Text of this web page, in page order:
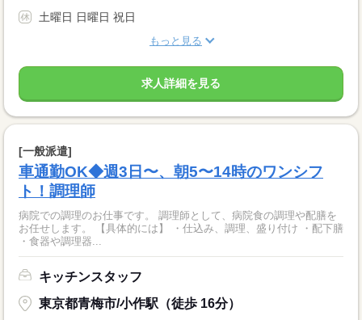
土曜日 日曜日 祝日
もっと見る
求人詳細を見る
[一般派遣]
車通勤OK◆週3日〜、朝5〜14時のワンシフ
ト！調理師
病院での調理のお仕事です。 調理師として、病院食の調理や配膳を
お任せします。 【具体的には】 ・仕込み、調理、盛り付け ・配下膳
・食器や調理器...
キッチンスタッフ
東京都青梅市/小作駅（徒歩 16分）